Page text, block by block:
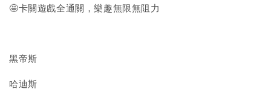
🤩卡關遊戲全通關，樂趣無限無阻力
黑帝斯
哈迪斯